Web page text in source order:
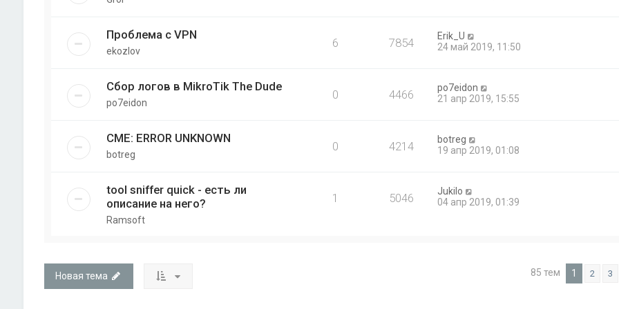
Проблема с VPN
ekozlov
6 7854
Erik_U
24 май 2019, 11:50
Сбор логов в MikroTik The Dude
po7eidon
0 4466
po7eidon
21 апр 2019, 15:55
CME: ERROR UNKNOWN
botreg
0 4214
botreg
19 апр 2019, 01:08
tool sniffer quick - есть ли
описание на него?
Ramsoft
1 5046
Jukilo
04 апр 2019, 01:39
Новая тема 85 тем 1 2 3